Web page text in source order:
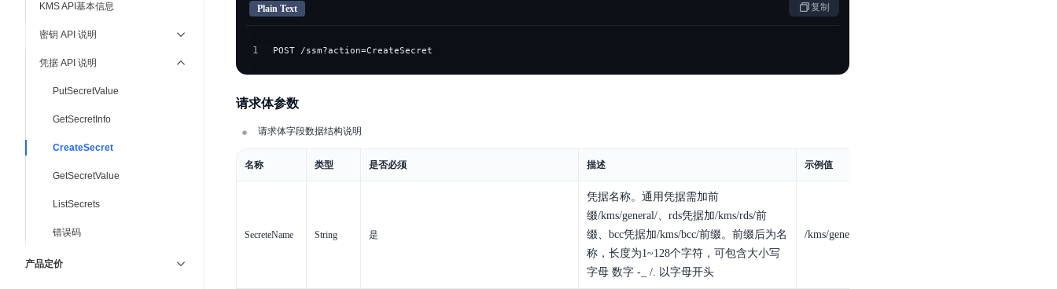
KMS API基本信息
密钥 API 说明
凭据 API 说明
PutSecretValue
GetSecretInfo
CreateSecret
GetSecretValue
ListSecrets
错误码
产品定价
Plain Text 复制
1 POST /ssm?action=CreateSecret
请求体参数
请求体字段数据结构说明
名称 类型 是否必须 描述 示例值
SecreteName String 是
凭据名称。通用凭据需加前
缀/kms/general/、rds凭据加/kms/rds/前
缀、bcc凭据加/kms/bcc/前缀。前缀后为名
称，长度为1~128个字符，可包含大小写
字母 数字 -_ /. 以字母开头
/kms/general/a_1123